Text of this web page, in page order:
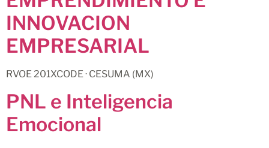
INNOVACION
EMPRESARIAL
RVOE 201XCODE · CESUMA (MX)
PNL e Inteligencia
Emocional